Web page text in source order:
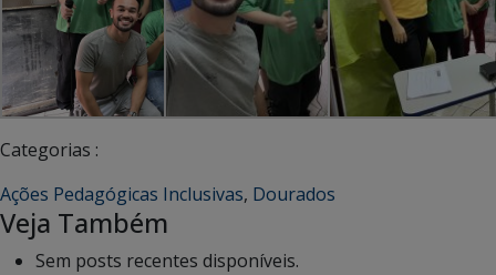
Categorias :
Ações Pedagógicas Inclusivas, Dourados
Veja Também
Sem posts recentes disponíveis.